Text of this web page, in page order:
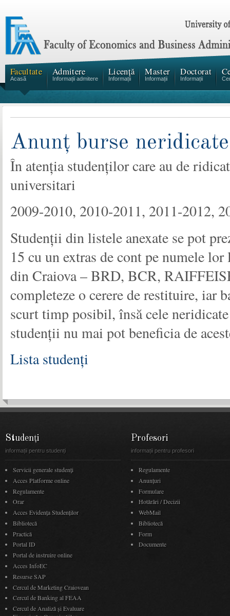
Facultate
Acasă
Admitere
Informații admitere
Licență
Informații
Master
Informații
Doctorat
Informații
Anunț burse neridicate
În atenția studenților care au de
universitari
2009-2010, 2010-2011, 2011-2012,
Studenții din listele anexate se pot
15 cu un extras de cont pe numele
din Craiova – BRD, BCR,
completeze o cerere de restituire,
scurt timp posibil, însă cele
studenții nu mai pot beneficia de
Lista studenți
Studenți
informații pentru studenți
Servicii generale studenți
Acces Platforme online
Regulamente
Orar
Acces Evidenţa Studenţilor
Bibliotecă
Practică
Portal ID
Portal de instruire online
Acces InfoEC
Resurse SAP
Cercul de Marketing Craiovean
Cercul de Banking al FEAA
Cercul de Analiză și Evaluare
Profesori
informații pentru profesori
Regulamente
Anunţuri
Formulare
Hotărâri / Decizii
WebMail
Bibliotecă
Form
Documente